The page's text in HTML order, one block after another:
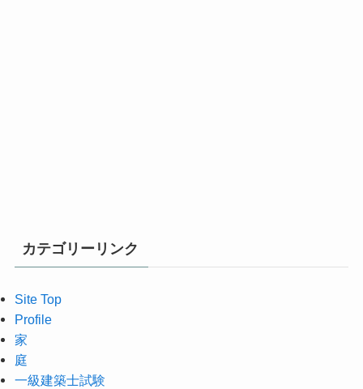
カテゴリーリンク
Site Top
Profile
家
庭
一級建築士試験